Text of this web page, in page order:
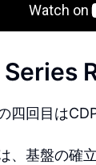
四回目は
、基盤の確